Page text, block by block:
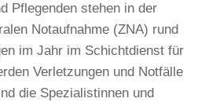
Pflegenden stehen in der
Notaufnahme (ZNA) rund
im Jahr im Schichtdienst für
Verletzungen und Notfälle
die Spezialistinnen und